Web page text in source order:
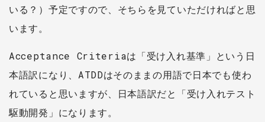
いる？）予定ですので、そちらを見ていただければと思
います。
Acceptance Criteriaは「受け入れ基準」という日
本語訳になり、ATDDはそのままの用語で日本でも使わ
れていると思いますが、日本語訳だと「受け入れテスト
駆動開発」になります。